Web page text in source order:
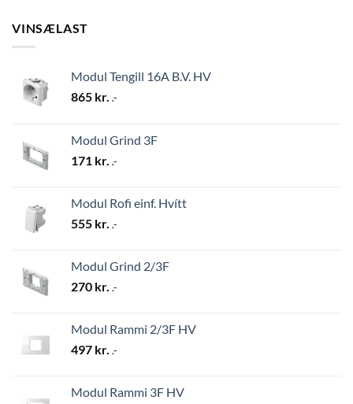
VINSÆLAST
Modul Tengill 16A B.V. HV
865 kr. .-
Modul Grind 3F
171 kr. .-
Modul Rofi einf. Hvítt
555 kr. .-
Modul Grind 2/3F
270 kr. .-
Modul Rammi 2/3F HV
497 kr. .-
Modul Rammi 3F HV